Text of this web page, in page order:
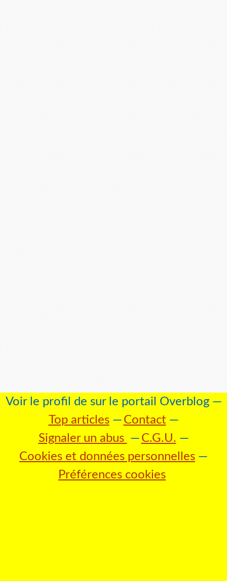
Voir le profil de sur le portail Overblog
Top articles
Contact
Signaler un abus
C.G.U.
Cookies et données personnelles
Préférences cookies